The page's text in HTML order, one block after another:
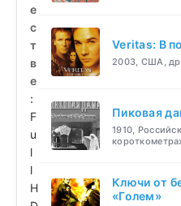
е
с
т
в
е
:
F
u
l
l
H
Veritas: В
2003, США,
Пиковая
1910,
Ключи от
«Голем»